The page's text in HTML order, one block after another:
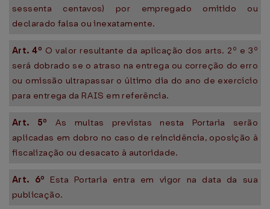
sessenta centavos) por empregado omitido ou
declarado falsa ou inexatamente.
Art. 4º O valor resultante da aplicação dos arts. 2º e 3º
será dobrado se o atraso na entrega ou correção do erro
ou omissão ultrapassar o último dia do ano de exercício
para entrega da RAIS em referência.
Art. 5º As multas previstas nesta Portaria serão
aplicadas em dobro no caso de reincidência, oposição à
fiscalização ou desacato à autoridade.
Art. 6º Esta Portaria entra em vigor na data da sua
publicação.